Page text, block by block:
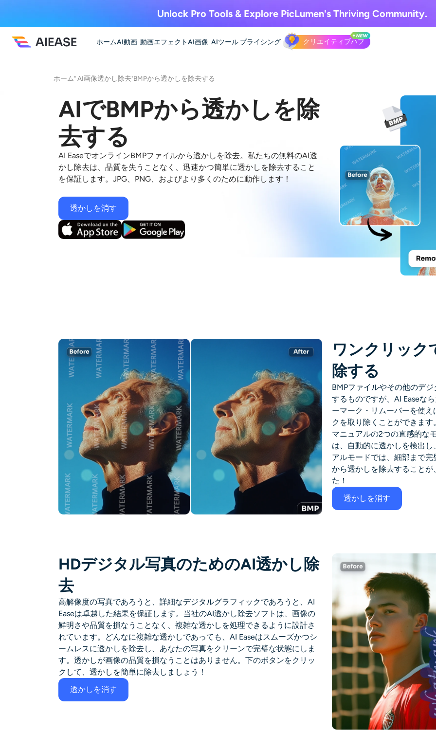
Unlock Pro Tools & ExplorePicLumen's Thriving Community.
ホームAI動画 動画エフェクトAI画像 AIツール プライシング クリエイティブハブ
ホーム"AI画像透かし除去"BMPから透かしを除去する
AIでBMPから透かしを除
去する
AI EaseでオンラインBMPファイルから透かしを除去。私たちの無料のAI透
かし除去は、品質を失うことなく、迅速かつ簡単に透かしを除去すること
を保証します。JPG、PNG、およびより多くのために動作します！
透かしを消す
ワンクリック
除する
BMPファイルやその他のデ
するものですが、AI Easeな
ーマーク・リムーバーを使
クを取り除くことができま
マニュアルの2つの直感的な
は、自動的に透かしを検出
アルモードでは、細部まで
から透かしを除去すること
た！
透かしを消す
HDデジタル写真のためのAI透かし除
去
高解像度の写真であろうと、詳細なデジタルグラフィックであろうと、AI
Easeは卓越した結果を保証します。当社のAI透かし除去ソフトは、画像の
鮮明さや品質を損なうことなく、複雑な透かしを処理できるように設計さ
れています。どんなに複雑な透かしであっても、AI Easeはスムーズかつシ
ームレスに透かしを除去し、あなたの写真をクリーンで完璧な状態にしま
す。透かしが画像の品質を損なうことはありません。下のボタンをクリッ
クして、透かしを簡単に除去しましょう！
透かしを消す